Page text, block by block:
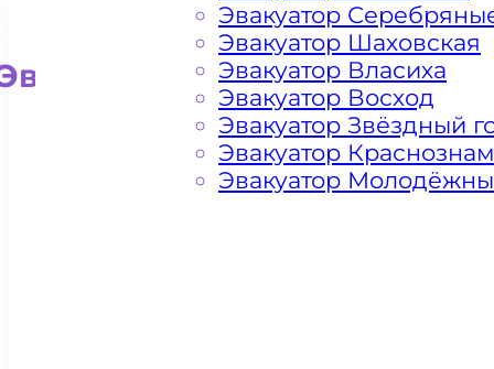
для
Эвакуатор
Эвакуатор Шаховская
Эвакуатор Власиха
Эвакуатор Восход
Эвакуатор Звёздный
Эвакуатор
Эвакуатор